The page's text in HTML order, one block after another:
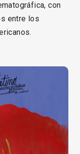
con
entre los